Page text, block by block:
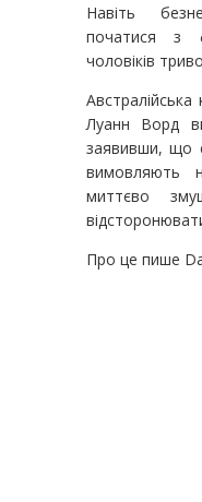
Навіть
початися з
чоловіків
Австралійська
Луанн Ворд
заявивши, що
вимовляють
миттєво
Про це пише